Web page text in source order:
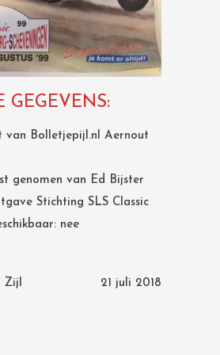
GEGEVENS:
van Bolletjepijl.nl Aernout
genomen van Ed Bijster
Stichting SLS Classic
nee
Zijl 21 juli 2018